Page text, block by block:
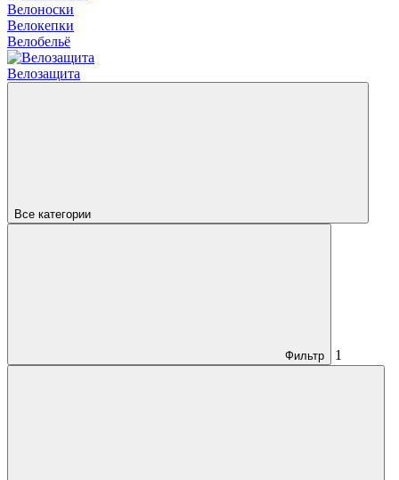
Велоноски
Велокепки
Велобельё
Велозащита
Все категории
Фильтр 1